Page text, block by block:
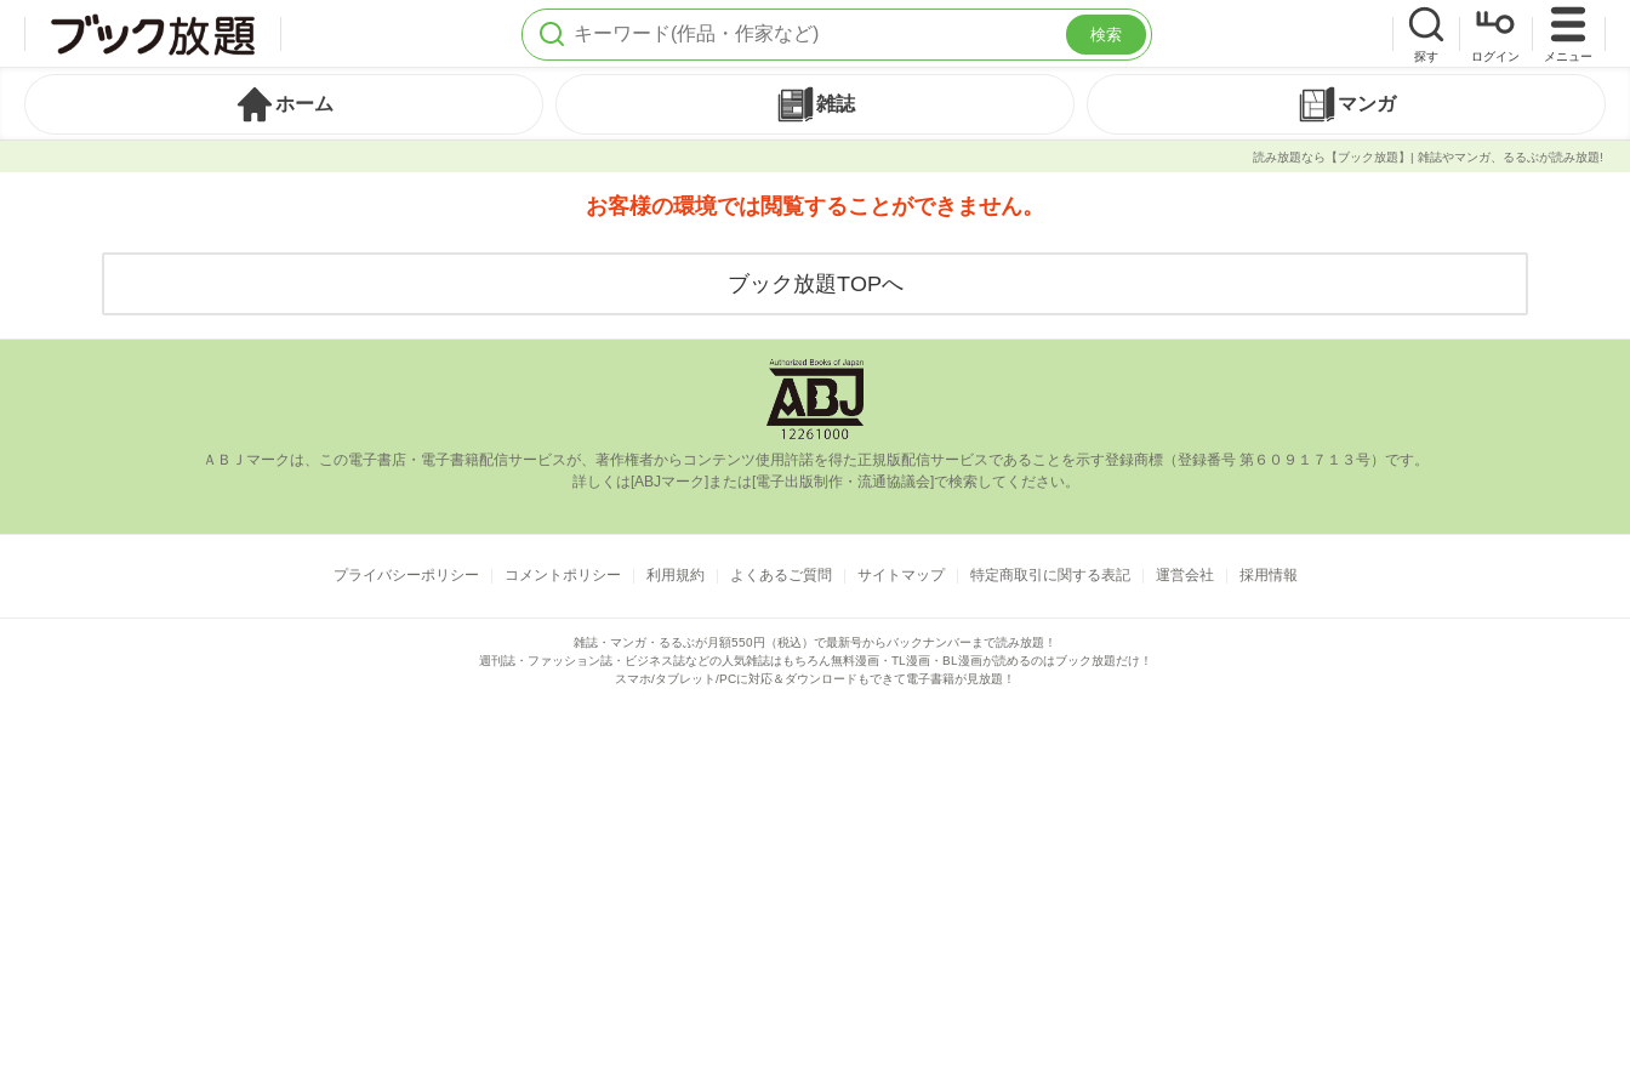
検索
探す ログイン メニュー
ホーム 雑誌 マンガ
読み放題なら【ブック放題】| 雑誌やマンガ、るるぶが読み放題!
お客様の環境では閲覧することができません。
ブック放題TOPへ
ＡＢＪマークは、この電⼦書店・電⼦書籍配信サービスが、著作権者からコンテンツ使⽤許諾を得た正規版配信サービスであることを⽰す登録商標（登録番号 第６０９１７１３号）です。
プライバシーポリシー コメントポリシー 利用規約 よくあるご質問 サイトマップ 特定商取引に関する表記 運営会社 採用情報
雑誌・マンガ・るるぶが月額550円（税込）で最新号からバックナンバーまで読み放題！
週刊誌・ファッション誌・ビジネス誌などの人気雑誌はもちろん 無料漫画・TL漫画・BL漫画が読めるのはブック放題だけ！
スマホ/タブレット/PCに対応＆ダウンロードもできて電子書籍が見放題！